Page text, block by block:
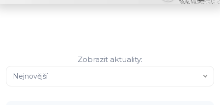
Zobrazit aktuality:
Nejnovější